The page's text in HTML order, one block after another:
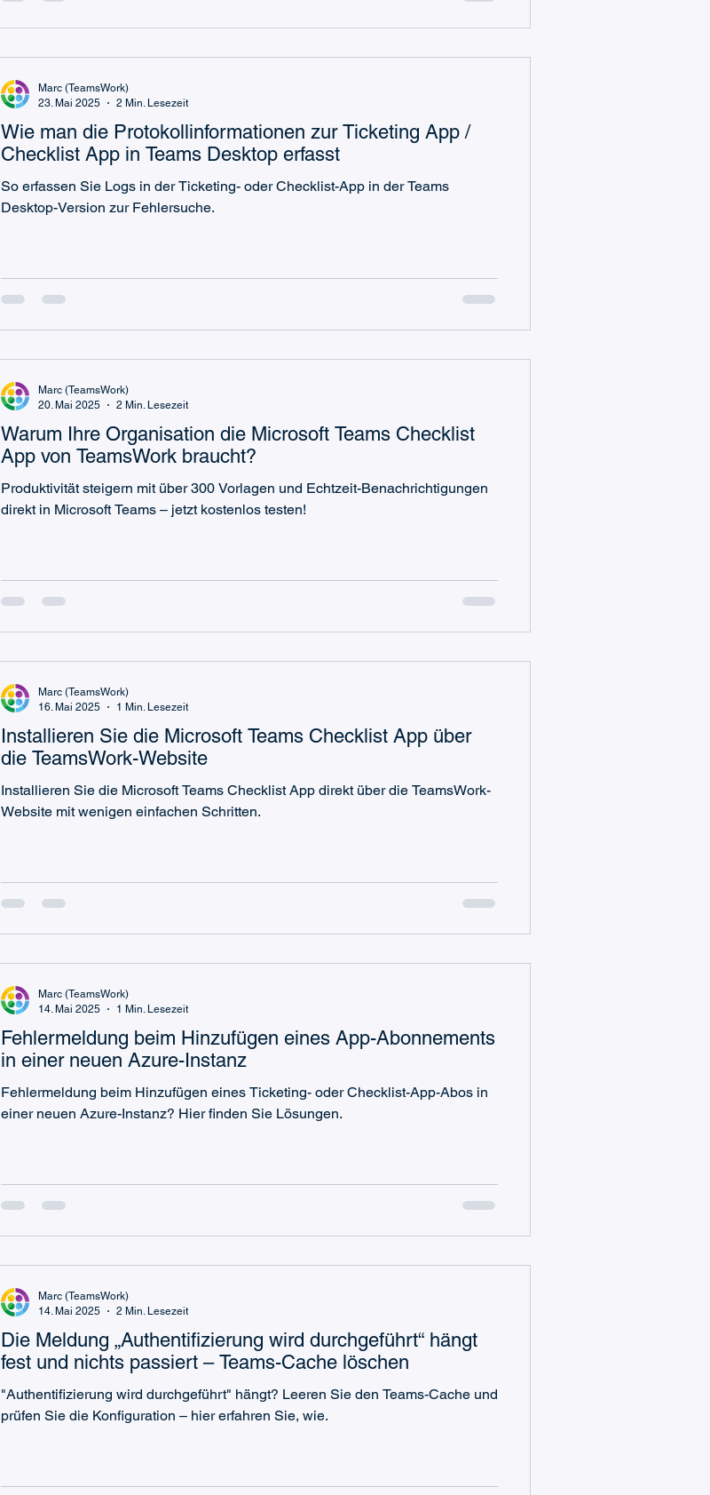
Wie man die Protokollinformationen zur Ticketing App /
Checklist App in Teams Desktop erfasst
So erfassen Sie Logs in der Ticketing- oder Checklist-App in der Teams
Desktop-Version zur Fehlersuche.
Marc (TeamsWork)
23. Mai 2025
2 Min. Lesezeit
Warum Ihre Organisation die Microsoft Teams Checklist
App von TeamsWork braucht?
Produktivität steigern mit über 300 Vorlagen und Echtzeit-Benachrichtigungen
direkt in Microsoft Teams – jetzt kostenlos testen!
Marc (TeamsWork)
20. Mai 2025
2 Min. Lesezeit
Installieren Sie die Microsoft Teams Checklist App über
die TeamsWork-Website
Installieren Sie die Microsoft Teams Checklist App direkt über die TeamsWork-
Website mit wenigen einfachen Schritten.
Marc (TeamsWork)
16. Mai 2025
1 Min. Lesezeit
Fehlermeldung beim Hinzufügen eines App-Abonnements
in einer neuen Azure-Instanz
Fehlermeldung beim Hinzufügen eines Ticketing- oder Checklist-App-Abos in
einer neuen Azure-Instanz? Hier finden Sie Lösungen.
Marc (TeamsWork)
14. Mai 2025
1 Min. Lesezeit
Die Meldung „Authentifizierung wird durchgeführt“ hängt
fest und nichts passiert – Teams-Cache löschen
"Authentifizierung wird durchgeführt" hängt? Leeren Sie den Teams-Cache und
prüfen Sie die Konfiguration – hier erfahren Sie, wie.
Marc (TeamsWork)
14. Mai 2025
2 Min. Lesezeit